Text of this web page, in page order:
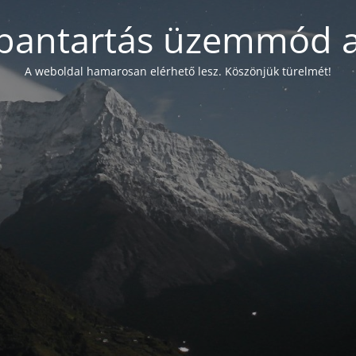
üzemmód
A weboldal hamarosan elérhető lesz. Köszönjük türelmét!